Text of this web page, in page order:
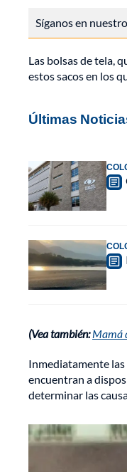
Síganos en nuestro
Las bolsas de tela,
estos sacos en los
Últimas
(Vea también: Mamá
Inmediatamente
encuentran a
determinar las